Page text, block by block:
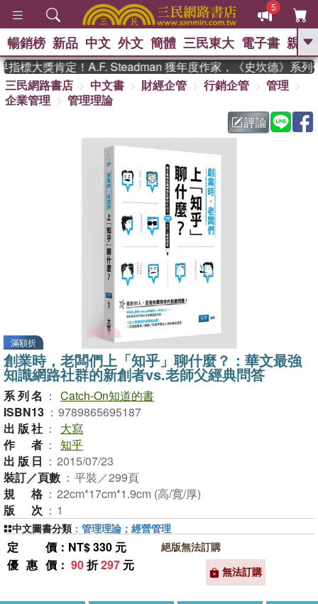
5
GO
熱搜： 東野圭吾 、 高希均教授回憶錄
暑期推薦 、 國際布克
方念華 、 台灣的李
登輝時代
偉大的迷走神經
暢銷榜 新品 中文 外文 簡體 三民東大 電子書 親子
標大獎肯定！A.F. Steadman 獲年度作家，《史坎德》系列帶
三民網路書店
中文書 財經企管 行銷企管
管理
企業管理
管理理論
評論
滿額折
創業時，老闆們上「知乎」聊什麼？：華文最強
知識網路社群的新創者vs.老師父經典問答
系列名 ： Catch-On知道的書
ISBN13 ： 9789865695187
出版社 ：
大寫
作者 ： 知乎
出版日 ： 2015/07/23
裝訂／頁數 ： 平裝／299頁
規格 ： 22cm*17cm*1.9cm (高/寬/厚)
版次 ： 1
定價 ：NT$ 330 元
優惠價 ： 90折297 元
絕版無法訂購
無法訂購
中文圖書分類 ： 管理理論；經營管理